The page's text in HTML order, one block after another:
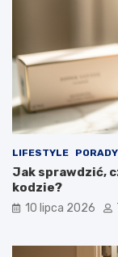
LIFESTYLE PORADY
Jak sprawdzić,
kodzie?
10 lipca 2026